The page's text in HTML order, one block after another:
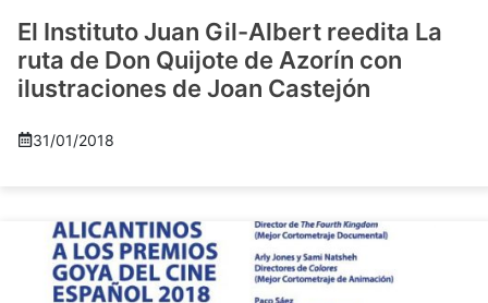
El Instituto Juan Gil-Albert reedita La
ruta de Don Quijote de Azorín con
ilustraciones de Joan Castejón
31/01/2018